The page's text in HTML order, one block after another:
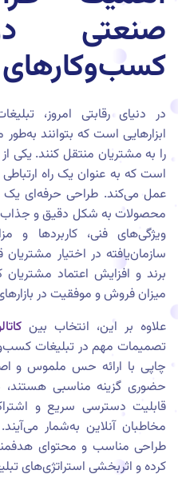
صنعتی
در دنیای رقابتی امروز،
ابزارهایی است که بتوانند
را به مشتریان منتقل کنند. یکی
است که به عنوان یک راه
عمل می‌کند. طراحی حرفه‌ای
محصولات به شکل دقیق و جذاب
ویژگی‌های فنی، کاربردها و
سازمان‌یافته در اختیار
برند و افزایش اعتماد
میزان فروش و موفقیت در
علاوه بر این، انتخاب بین
تصمیمات مهم در تبلیغات
چاپی با ارائه حس ملموس و
حضوری گزینه مناسبی هستند،
قابلیت دسترسی سریع و
مخاطبان آنلاین به‌شمار
طراحی مناسب و محتوای
کرده و اثربخشی استراتژی‌های